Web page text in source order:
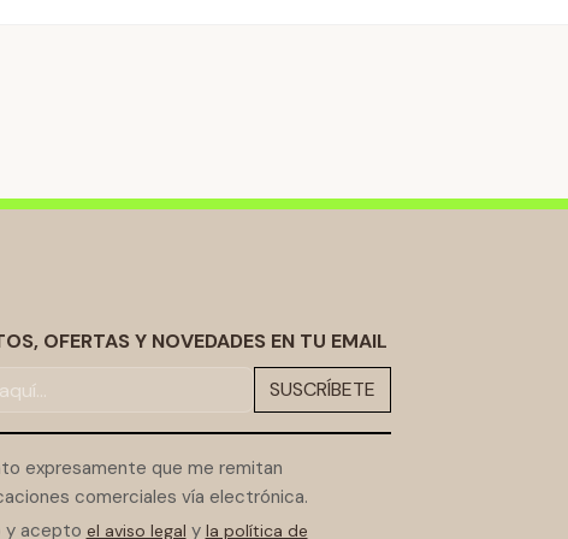
OFERTAS Y NOVEDADES EN TU EMAIL
SUSCRÍBETE
expresamente que me remitan
comerciales vía electrónica.
y acepto el aviso legal y la política de